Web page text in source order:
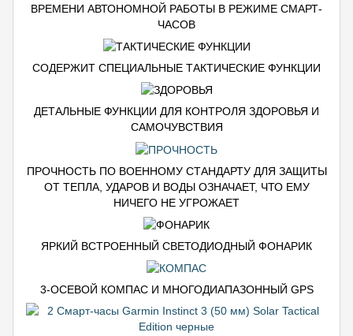
ВРЕМЕНИ АВТОНОМНОЙ РАБОТЫ В РЕЖИМЕ СМАРТ-
ЧАСОВ
СОДЕРЖИТ СПЕЦИАЛЬНЫЕ ТАКТИЧЕСКИЕ ФУНКЦИИ
ДЕТАЛЬНЫЕ ФУНКЦИИ ДЛЯ КОНТРОЛЯ ЗДОРОВЬЯ И
САМОЧУВСТВИЯ
ПРОЧНОСТЬ ПО ВОЕННОМУ СТАНДАРТУ ДЛЯ ЗАЩИТЫ
ОТ ТЕПЛА, УДАРОВ И ВОДЫ ОЗНАЧАЕТ, ЧТО ЕМУ
НИЧЕГО НЕ УГРОЖАЕТ
ЯРКИЙ ВСТРОЕННЫЙ СВЕТОДИОДНЫЙ ФОНАРИК
3-ОСЕВОЙ КОМПАС И МНОГОДИАПАЗОННЫЙ GPS